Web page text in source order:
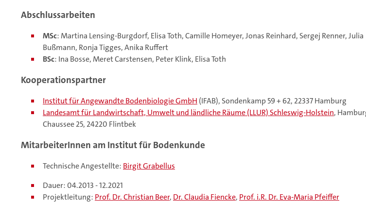
Abschlussarbeiten
MSc: Martina Lensing-Burgdorf, Elisa Toth, Camille Homeyer, Jonas Reinhard, Sergej Renner, Julia
Bußmann, Ronja Tigges, Anika Ruffert
BSc: Ina Bosse, Meret Carstensen, Peter Klink, Elisa Toth
Kooperationspartner
Institut für Angewandte Bodenbiologie GmbH (IFAB), Sondenkamp 59 + 62, 22337 Hamburg
Landesamt für Landwirtschaft, Umwelt und ländliche Räume (LLUR) Schleswig-Holstein,
Chaussee 25, 24220 Flintbek
MitarbeiterInnen am Institut für Bodenkunde
Technische Angestellte: Birgit Grabellus
Dauer: 04.2013 - 12.2021
Projektleitung: Prof. Dr. Christian Beer, Dr. Claudia Fiencke, Prof. i.R. Dr. Eva-Maria Pfeiffer